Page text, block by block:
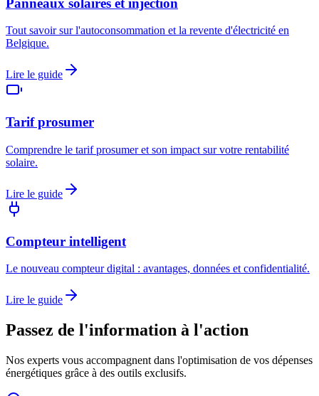
Tout savoir sur l'autoconsommation et la revente d'électricité en
Belgique.
Lire le guide
Tarif prosumer
Comprendre le tarif prosumer et son impact sur votre rentabilité
solaire.
Lire le guide
Compteur intelligent
Le nouveau compteur digital : avantages, données et confidentialité.
Lire le guide
Passez de l'information à l'action
Nos experts vous accompagnent dans l'optimisation de vos dépenses
énergétiques grâce à des outils exclusifs.